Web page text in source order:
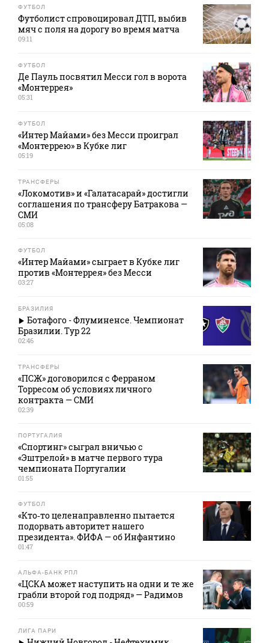
ФУТБОЛ
Футболист спровоцировал ДТП, выбив
мяч с поля на дорогу во время матча
09:11
ФУТБОЛ
Де Пауль посвятил Месси гол в ворота
«Монтеррея»
05:31
ФУТБОЛ
«Интер Майами» без Месси проиграл
«Монтеррею» в Кубке лиг
05:19
ТРАНСФЕРЫ
«Локомотив» и «Галатасарай» достигли
соглашения по трансферу Батракова —
СМИ
05:08
ФУТБОЛ
«Интер Майами» сыграет в Кубке лиг
против «Монтеррея» без Месси
03:27
БРАЗИЛИЯ
Ботафого - Флуминенсе. Чемпионат
Бразилии. Тур 22
02:46
ТРАНСФЕРЫ
«ПСЖ» договорился с Ферраном
Торресом об условиях личного
контракта — СМИ
02:39
ПОРТУГАЛИЯ
«Спортинг» сыграл вничью с
«Эштрелой» в матче первого тура
чемпионата Португалии
01:55
ФУТБОЛ
«Кто‑то целенаправленно пытается
подорвать авторитет нашего
президента». ФИФА — об Инфантино
01:47
АЛЬФА-БАНК РПЛ
«ЦСКА может наступить на одни и те же
грабли второй год подряд» — Радимов
00:59
ЛИГА ПАРИ